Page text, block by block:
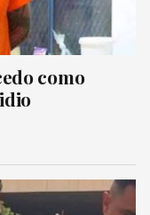
como